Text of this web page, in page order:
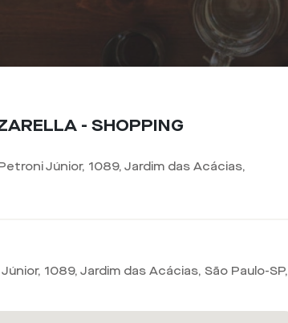
- SHOPPING
Júnior, 1089, Jardim das Acácias,
1089, Jardim das Acácias, São Paulo-SP,